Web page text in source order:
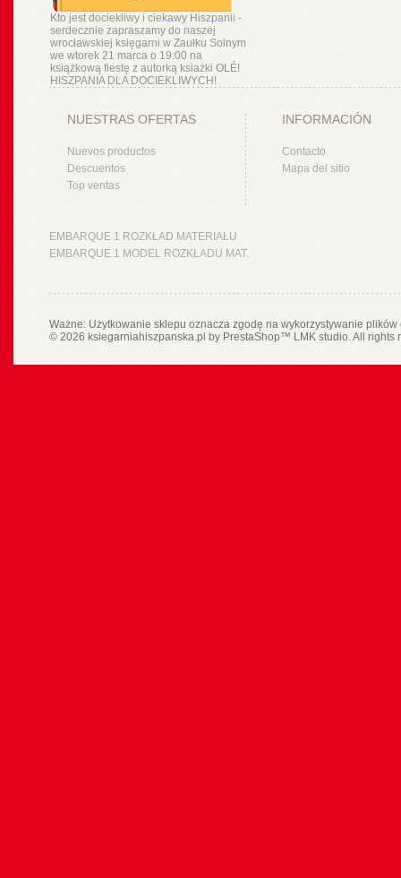
Kto jest dociekliwy i ciekawy Hiszpanii -
serdecznie zapraszamy do naszej
wrocławskiej księgarni w Zaułku Solnym
we wtorek 21 marca o 19:00 na
książkową fiestę z autorką ksiażki OLÉ!
HISZPANIA DLA DOCIEKLIWYCH!
NUESTRAS OFERTAS
Nuevos productos
Descuentos
Top ventas
INFORMACIÓN
Contacto
Mapa del sitio
EMBARQUE 1 ROZKŁAD MATERIAŁU
EMBARQUE 1 MODEL ROZKŁADU MAT.
Ważne: Użytkowanie sklepu oznacza zgodę na wykorzystywanie
© 2026 ksiegarniahiszpanska.pl by PrestaShop™ LMK studio. All rights